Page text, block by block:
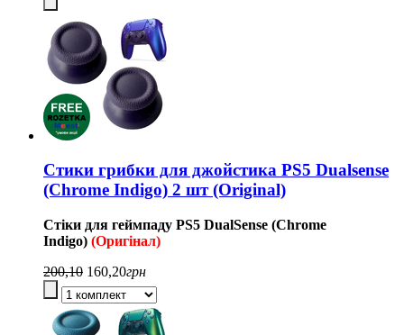
Стики грибки для джойстика PS5 Dualsense
(Chrome Indigo) 2 шт (Original)
Стіки для геймпаду PS5 DualSense (Chrome
Indigo) (Оригінал)
200,10 160,20грн